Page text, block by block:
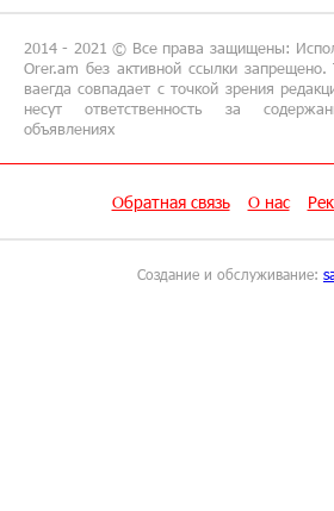
соглашения между
Азербайджаном близко
Idram - главный
конференции «На пути к
2014 - 2021 © Все права защищены:
Orer.am без активной ссылки
ваегда совпадает с точкой зрения
несут ответственность за
объявлениях
Обратная связь О нас
Создание и обслуживание: